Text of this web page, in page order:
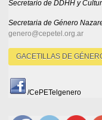
Secretario de DDHH y
Secretaria de Género
genero@cepetel.org.ar
GACETILLAS DE
/CePETelgenero